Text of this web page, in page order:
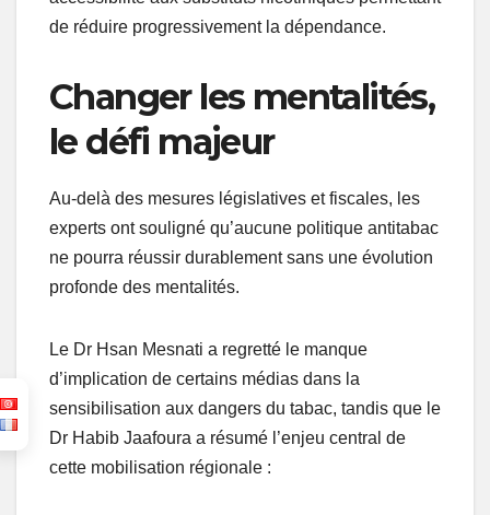
de réduire progressivement la dépendance.
Changer les mentalités,
le défi majeur
Au-delà des mesures législatives et fiscales, les
experts ont souligné qu’aucune politique antitabac
ne pourra réussir durablement sans une évolution
profonde des mentalités.
Le Dr Hsan Mesnati a regretté le manque
d’implication de certains médias dans la
sensibilisation aux dangers du tabac, tandis que le
Dr Habib Jaafoura a résumé l’enjeu central de
cette mobilisation régionale :